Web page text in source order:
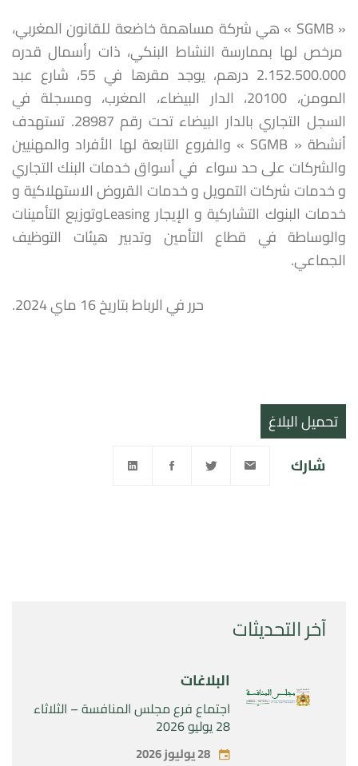
آخر التحديثات
البلاغات
اجتماع فرع مجلس المنافسة – الثلاثاء
28 يوليو 2026
28 يوليوز 2026
« SGMB » هي شركة مساهمة خاضعة للقانون المغربي،
مرخص لها بممارسة النشاط البنكي، ذات رأسمال قدره
2.152.500.000 درهم، يوجد مقرها في 55، شارع عبد
المومن، 20100، الدار البيضاء، المغرب، ومسجلة في
السجل التجاري بالدار البيضاء تحت رقم 28987. تستهدف
أنشطة « SGMB » والفروع التابعة لها الأفراد والمهنيين
والشركات على حد سواء في أسواق خدمات البنك التجاري
و خدمات شركات التمويل و خدمات القروض الاستهلاكية و
خدمات البنوك التشاركية و الإيجار Leasingوتوزيع التأمينات
والوساطة في قطاع التأمين وتدبير هيئات التوظيف
الجماعي.
حرر في الرباط بتاريخ 16 ماي 2024.
تحميل البلاغ
شارك